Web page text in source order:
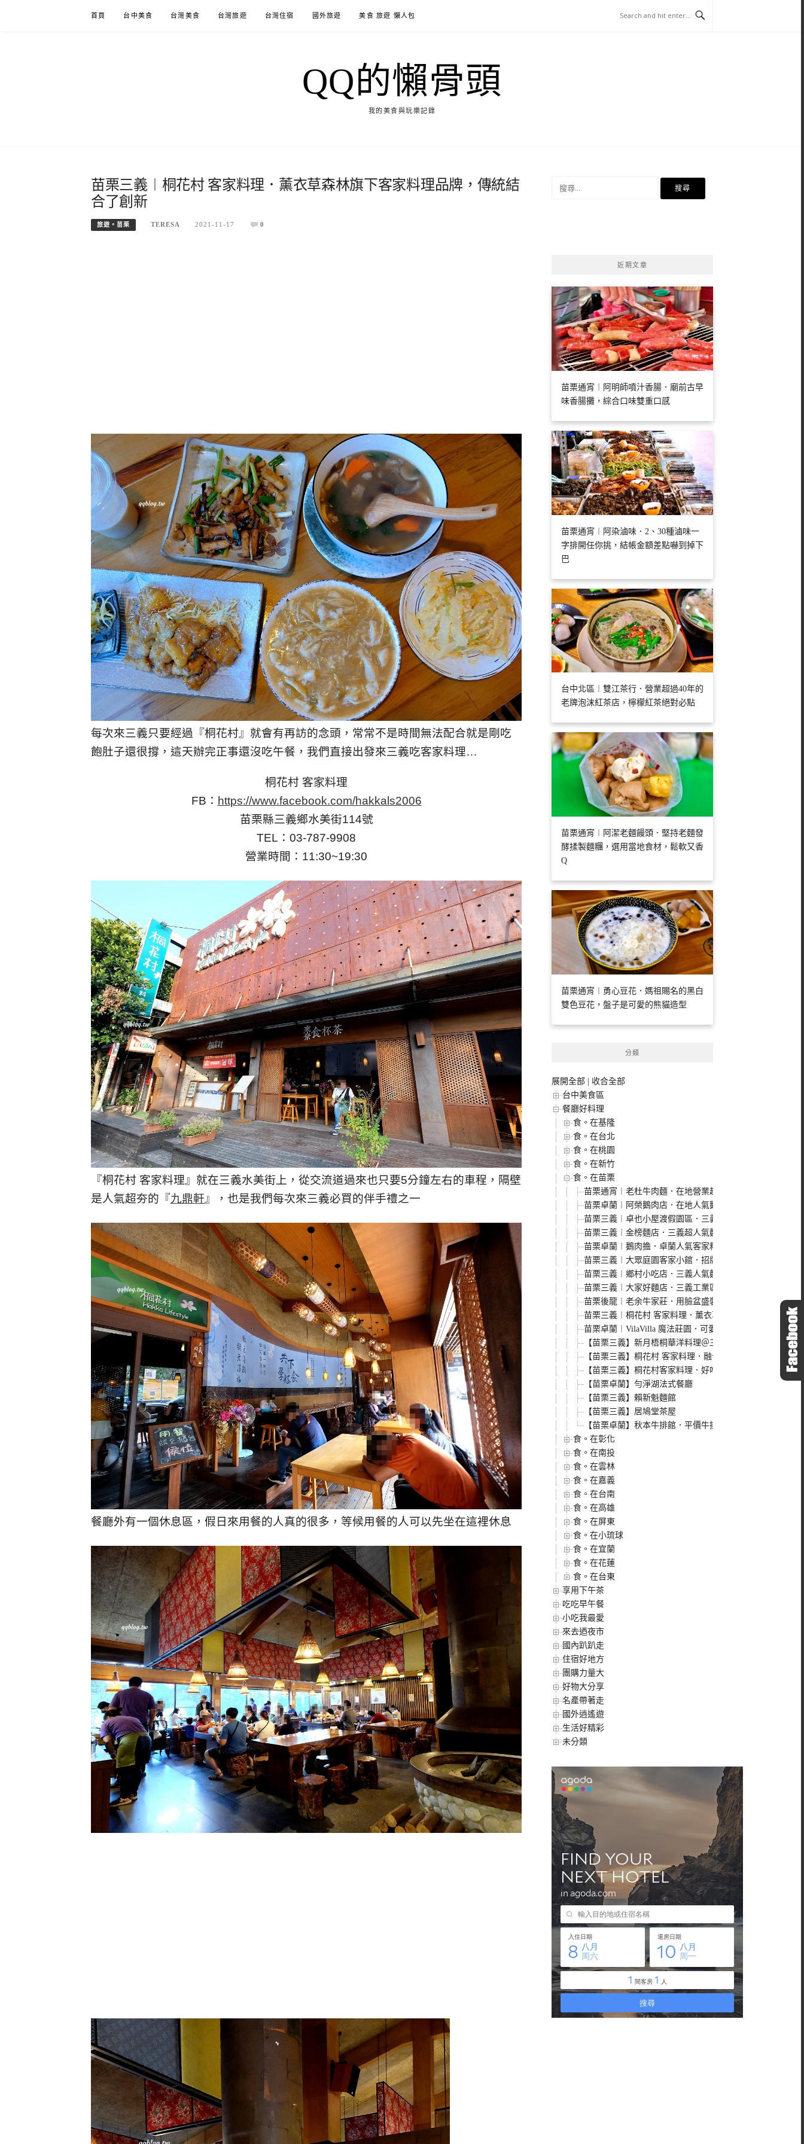
首頁 台中美食 台灣美食 台灣旅遊 台灣住宿 國外旅遊 美食 旅遊 懶人包
QQ的懶骨頭
我的美食與玩樂記錄
苗栗三義︱桐花村 客家料理．薰衣草森林旗下客家料理品牌，傳統結
合了創新
旅遊。苗栗 TERESA 2021-11-17 0
每次來三義只要經過『桐花村』就會有再訪的念頭，常常不是時間無法配合就是剛吃
飽肚子還很撐，這天辦完正事還沒吃午餐，我們直接出發來三義吃客家料理…
桐花村 客家料理
FB： https://www.facebook.com/hakkals2006
苗栗縣三義鄉水美街114號
TEL：03-787-9908
營業時間：11:30~19:30
『桐花村 客家料理』就在三義水美街上，從交流道過來也只要5分鐘左右的車程，隔壁
是人氣超夯的『九鼎軒 』，也是我們每次來三義必買的伴手禮之一
餐廳外有一個休息區，假日來用餐的人真的很多，等候用餐的人可以先坐在這裡休息
近期文章
苗栗通宵︱阿明師噴汁香腸．廟前古早
味香腸攤，綜合口味雙重口感
苗栗通宵︱阿染滷味．2、30種滷味一
字排開任你挑，結帳金額差點嚇到掉下
巴
台中北區︱雙江茶行．營業超過40年的
老牌泡沫紅茶店，檸檬紅茶絕對必點
苗栗通宵︱阿潔老麵饅頭．堅持老麵發
酵揉製麵糰，選用當地食材，鬆軟又香
Q
苗栗通宵︱勇心豆花．媽祖賜名的黑白
雙色豆花，盤子是可愛的熊貓造型
分類
展開全部
收合全部
台中美食區
餐廳好料理
食。在基隆
食。在台北
食。在桃園
食。在新竹
食。在苗栗
苗栗通宵︱老杜牛肉麵．在地營業超過40年老麵店，很家常
苗栗卓蘭︱阿榮鵝肉店．在地人氣鵝肉店，只營業中午生意
苗栗三義︱卓也小屋渡假園區．三義郊區的世外桃源，結
苗栗三義︱金榜麵店．三義超人氣麵店，料好實在又大碗
苗栗卓蘭︱鵝肉擔．卓蘭人氣客家料理，招牌鵝肉必點
苗栗三義︱大眾庭園客家小館．招牌燜鴨一鴨二吃，乾筍
苗栗三義︱鄉村小吃店．三義人氣麵店之一，用餐時間人潮
苗栗三義︱大家好麵店．三義工業區對面超人氣麵店，份
苗栗後龍︱老余牛家莊．用臉盆盛裝的牛肉鍋，滿滿一桌
苗栗三義︱桐花村 客家料理．薰衣草森林旗下客家料理品
苗栗卓蘭︱VilaVilla 魔法莊園．可愛魔法屋、沙坑、溜滑
【苗栗三義】新月梧桐華洋料理＠三義店．被綠意環繞的
【苗栗三義】桐花村 客家料理．融合創意的客家飲食，
【苗栗三義】桐花村客家料理．好吃又大碗
【苗栗卓蘭】勻淨湖法式餐廳
【苗栗三義】賴新魁麵館
【苗栗三義】居鳩堂茶屋
【苗栗卓蘭】秋本牛排館．平價牛排館，好吃又便宜
食。在彰化
食。在南投
食。在雲林
食。在嘉義
食。在台南
食。在高雄
食。在屏東
食。在小琉球
食。在宜蘭
食。在花蓮
食。在台東
享用下午茶
吃吃早午餐
小吃我最愛
來去迺夜市
國內趴趴走
住宿好地方
團購力量大
好物大分享
名產帶著走
國外逍遙遊
生活好精彩
未分類